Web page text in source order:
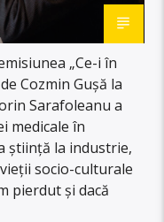
„Ce-i în
Cozmin Gușă la
Sarafoleanu a
medicale în
știință la industrie,
socio-culturale
pierdut și dacă